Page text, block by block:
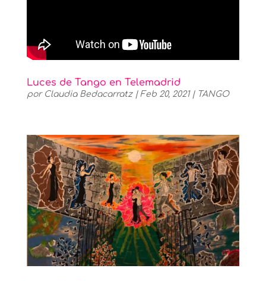
Luces de Tango en Telemadrid
por Claudia Bedacarratz| Feb 20, 2021| TANGO